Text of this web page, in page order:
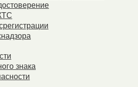
знака